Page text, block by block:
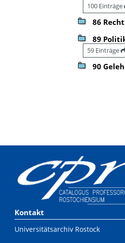
100 Einträge
86 Recht
89
59 Einträge
90
Kontakt
Universitätsarchiv Rostock